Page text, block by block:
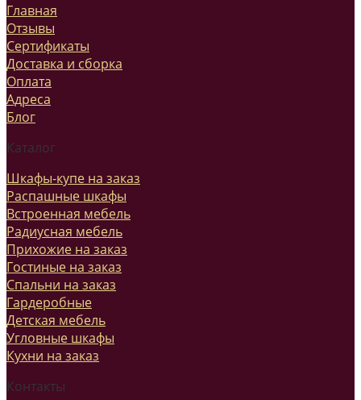
Главная
Отзывы
Сертификаты
Доставка и сборка
Оплата
Адреса
Блог
Каталог
Шкафы-купе на заказ
Распашные шкафы
Встроенная мебель
Радиусная мебель
Прихожие на заказ
Гостиные на заказ
Спальни на заказ
Гардеробные
Детская мебель
Угловные шкафы
Кухни на заказ
Контакты